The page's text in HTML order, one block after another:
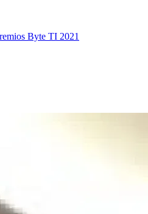
Byte TI 2021